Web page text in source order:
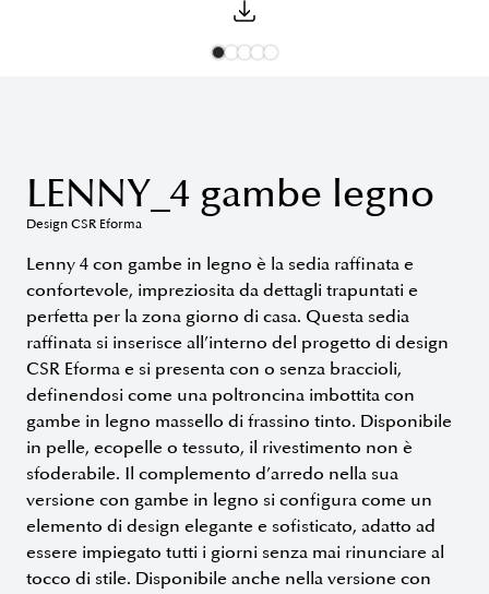
LENNY_4 gambe legno
Design CSR Eforma
Lenny 4 con gambe in legno è la sedia raffinata e
confortevole, impreziosita da dettagli trapuntati e
perfetta per la zona giorno di casa. Questa sedia
raffinata si inserisce all’interno del progetto di design
CSR Eforma e si presenta con o senza braccioli,
definendosi come una poltroncina imbottita con
gambe in legno massello di frassino tinto. Disponibile
in pelle, ecopelle o tessuto, il rivestimento non è
sfoderabile. Il complemento d’arredo nella sua
versione con gambe in legno si configura come un
elemento di design elegante e sofisticato, adatto ad
essere impiegato tutti i giorni senza mai rinunciare al
tocco di stile. Disponibile anche nella versione con